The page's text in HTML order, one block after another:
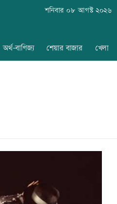
শনিবার ০৮ আগস্ট ২০২৬
অর্থ-বাণিজ্য শেয়ার বাজার খেলা